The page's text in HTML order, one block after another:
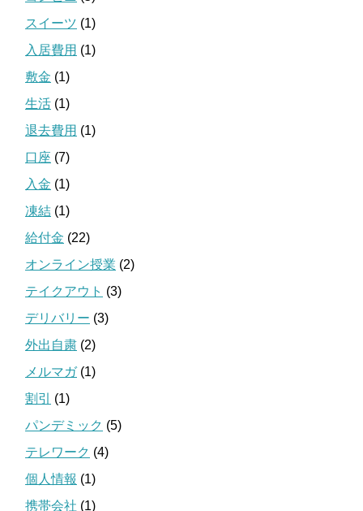
スイーツ (1)
入居費用 (1)
敷金 (1)
生活 (1)
退去費用 (1)
口座 (7)
入金 (1)
凍結 (1)
給付金 (22)
オンライン授業 (2)
テイクアウト (3)
デリバリー (3)
外出自粛 (2)
メルマガ(1)
割引
(1)
パンデミック (5)
テレワーク (4)
個人情報 (1)
携帯会社 (1)